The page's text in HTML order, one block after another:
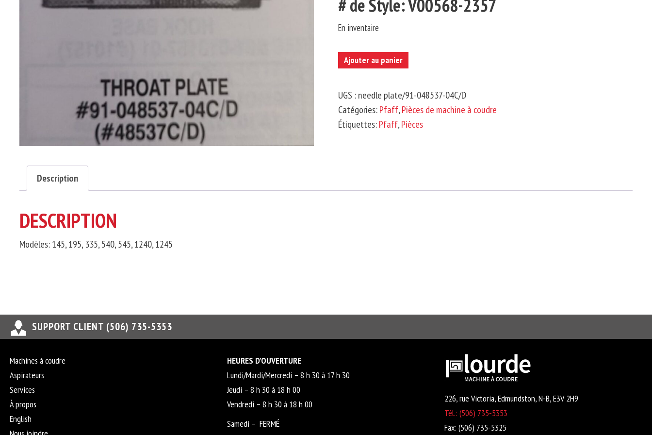
# de Style: V00568-2357
En inventaire
quantité
-
Plaque
d'aiguille
Ajouter au panier
UGS :needle plate/91-048537-04C/D
Catégories:Pfaff,Pièces de machine à coudre
Étiquettes:Pfaff,Pièces
Description
DESCRIPTION
Modèles: 145, 195, 335, 540, 545, 1240, 1245
SUPPORT CLIENT (506) 735-5353
Machines à coudre
Aspirateurs
Services
À propos
English
HEURES D’OUVERTURE
Lundi/Mardi/Mercredi – 8 h 30 à 17 h 30
Jeudi – 8 h 30 à 18 h 00
Vendredi – 8 h 30 à 18 h 00
Samedi – FERMÉ
226, rue Victoria, Edmundston, N-B, E3V 2H9
Tél.: (506) 735-5353
Fax: (506) 735-5325